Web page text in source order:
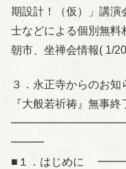
期設計！（仮）」講演
士などによる個別無料
朝市、坐禅会情報( 1/
３．永正寺からのお
『大般若祈祷』無事終
━━━
■１．はじめに